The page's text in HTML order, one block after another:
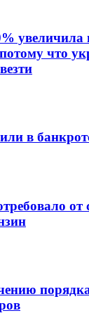
увеличила
что
в
от